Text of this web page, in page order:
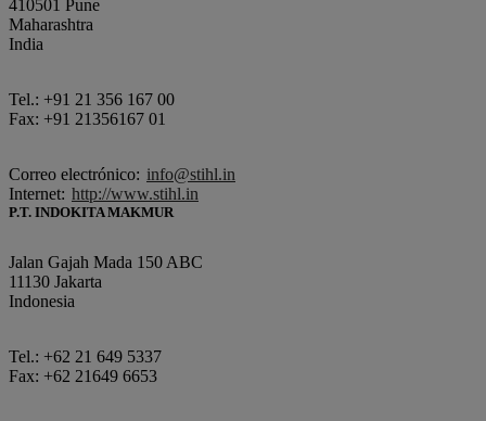
410501 Pune
Maharashtra
India
Tel.: +91 21 356 167 00
Fax: +91 21356167 01
Correo electrónico: info@stihl.in
Internet: http://www.stihl.in
P.T. INDOKITA MAKMUR
Jalan Gajah Mada 150 ABC
11130 Jakarta
Indonesia
Tel.: +62 21 649 5337
Fax: +62 21649 6653